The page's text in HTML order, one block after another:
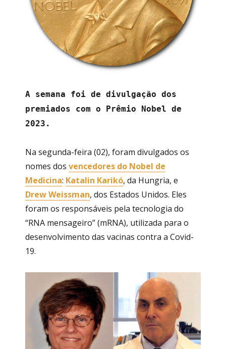
A semana foi de divulgação dos
premiados com o Prêmio Nobel de
2023.
Na segunda-feira (02), foram divulgados os
nomes dos vencedores do Nobel de
Medicina: Katalin Karikó, da Hungria, e
Drew Weissman, dos Estados Unidos. Eles
foram os responsáveis pela tecnologia do
“RNA mensageiro” (mRNA), utilizada para o
desenvolvimento das vacinas contra a Covid-
19.